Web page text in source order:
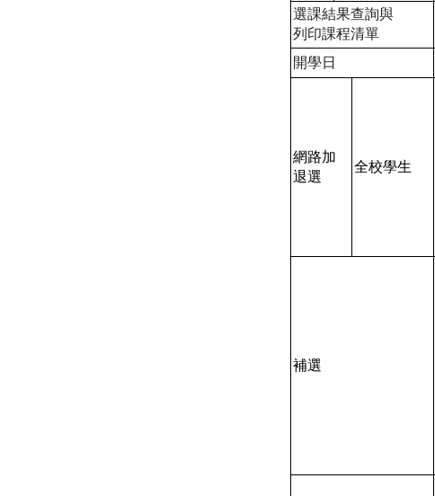
選課結果查詢與
列印課程清單
開學日
網路加
退選
全校學生
補選